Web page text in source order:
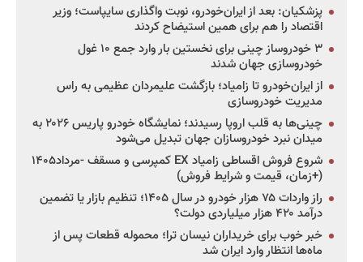
پزشکیان: بعد از ایران‌خودرو، نوبت واگذاری سایپاست؛ وزیر
اقتصاد را هم برای همین استیضاح کردند
۳ خودروساز چینی برای نخستین بار وارد جمع ۱۰ غول
خودروسازی جهان شدند
از ایران‌خودرو تا زامیاد؛ بازگشت علیمردان عظیمی به راس
مدیریت خودروسازی
چینی‌ها به قلب اروپا رسیدند؛ نمایشگاه خودرو پاریس ۲۰۲۶ به
میدان نبرد خودروسازان جهان تبدیل می‌شود
شروع فروش اقساطی زامیاد EX کمپرسی و مسقف -مرداد۱۴۰۵
(+زمان، قیمت و شرایط فروش)
راز واردات ۷۵ هزار خودرو در سال ۱۴۰۵؛ تنظیم بازار یا تضمین
درآمد ۴۲۰ هزار میلیاردی دولت؟
خبر خوب برای خریداران نیسان ترا؛ محموله قطعات پس از
ماه‌ها انتظار وارد ایران شد